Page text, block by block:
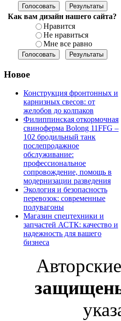
Как вам дизайн нашего сайта?
Нравится
Не нравиться
Мне все равно
Новое
Конструкция фронтонных и
карнизных свесов: от
желобов до колпаков
Филиппинская откормочная
свиноферма Bolong 11FFG –
102 бродильный танк
послепродажное
обслуживание:
профессиональное
сопровождение, помощь в
модернизации разведения
Экология и безопасность
перевозок: современные
полувагоны
Магазин спецтехники и
запчастей АСТК: качество и
надежность для вашего
бизнеса